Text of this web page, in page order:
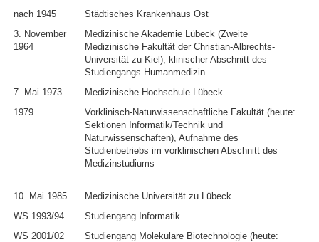
nach 1945
Städtisches Krankenhaus Ost
3. November
1964
Medizinische Akademie Lübeck (Zweite
Medizinische Fakultät der Christian-Albrechts-
Universität zu Kiel), klinischer Abschnitt des
Studiengangs Humanmedizin
7. Mai 1973
Medizinische Hochschule Lübeck
1979
Vorklinisch-Naturwissenschaftliche Fakultät (heute:
Sektionen Informatik/Technik und
Naturwissenschaften), Aufnahme des
Studienbetriebs im vorklinischen Abschnitt des
Medizinstudiums
10. Mai 1985
Medizinische Universität zu Lübeck
WS 1993/94
Studiengang Informatik
WS 2001/02
Studiengang Molekulare Biotechnologie (heute: